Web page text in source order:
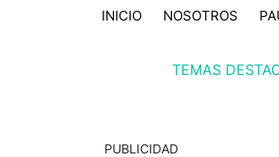
INICIO NOSOTROS
TEMAS
PUBLICIDAD